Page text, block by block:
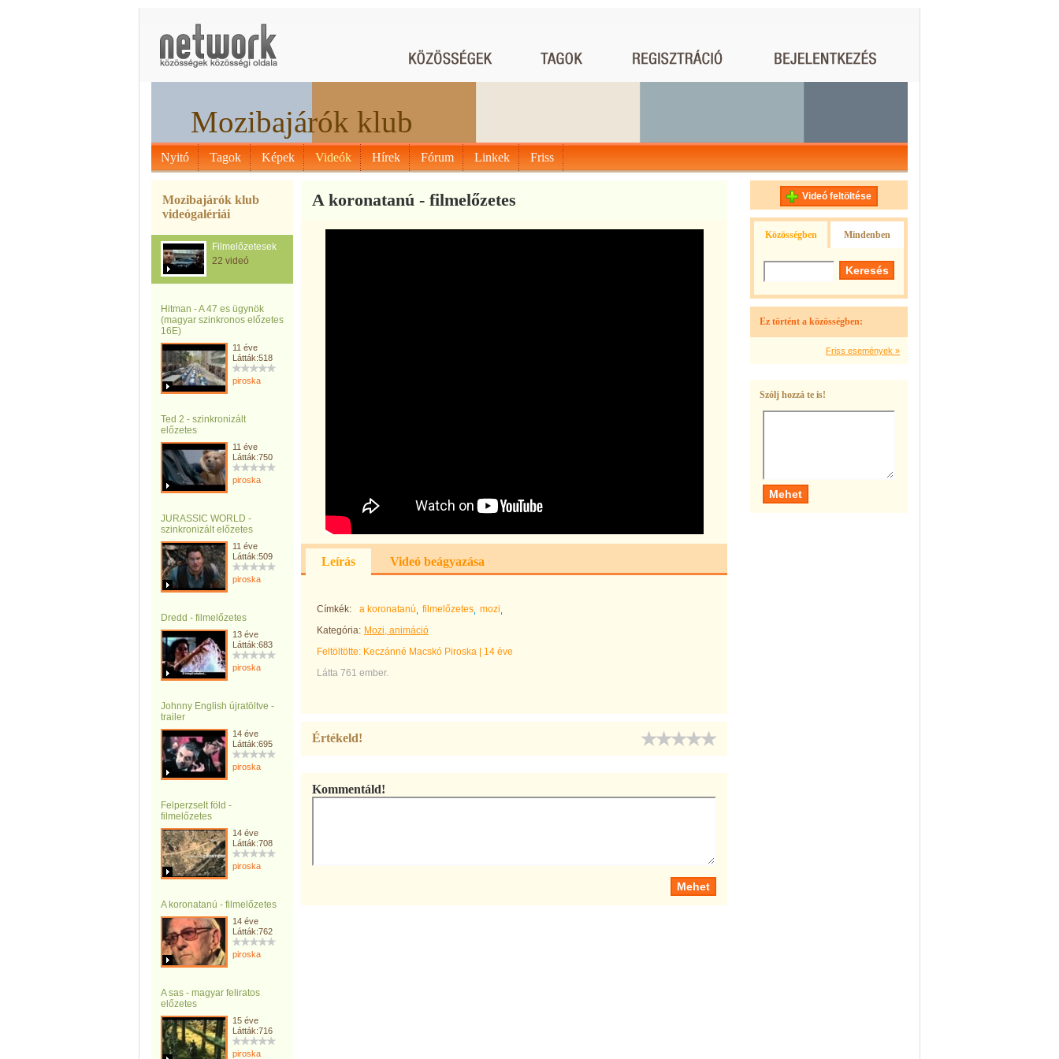
Mozibajárók klub
Nyitó Tagok Képek Videók Hírek Fórum Linkek Friss
Mozibajárók klub
videógalériái
Filmelőzetesek
22 videó
Hitman - A 47 es ügynök
(magyar szinkronos előzetes
16E)
11 éve
Látták:518
piroska
Ted 2 - szinkronizált
előzetes
11 éve
Látták:750
piroska
JURASSIC WORLD -
szinkronizált előzetes
11 éve
Látták:509
piroska
Dredd - filmelőzetes
13 éve
Látták:683
piroska
Johnny English újratöltve -
trailer
14 éve
Látták:695
piroska
Felperzselt föld -
filmelőzetes
14 éve
Látták:708
piroska
A koronatanú - filmelőzetes
14 éve
Látták:762
piroska
A sas - magyar feliratos
előzetes
15 éve
Látták:716
piroska
A koronatanú - filmelőzetes
Leírás Videó beágyazása
Címkék: a koronatanú filmelőzetes mozi
Kategória: Mozi, animáció
Feltöltötte: Keczánné Macskó Piroska
14 éve
Látta 761 ember.
Értékeld!
Kommentáld!
Videó feltöltése
Közösségben Mindenben
Ez történt a közösségben:
Friss események »
Szólj hozzá te is!